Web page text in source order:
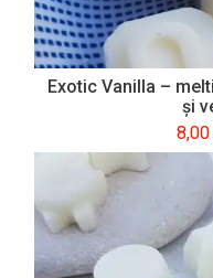
Exotic Vanilla –
şi
8,00